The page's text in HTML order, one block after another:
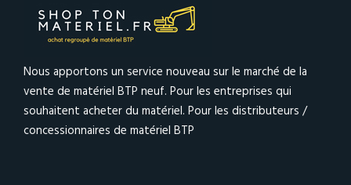
Nous apportons un service nouveau sur le marché de la
vente de matériel BTP neuf. Pour les entreprises qui
souhaitent acheter du matériel. Pour les distributeurs /
concessionnaires de matériel BTP